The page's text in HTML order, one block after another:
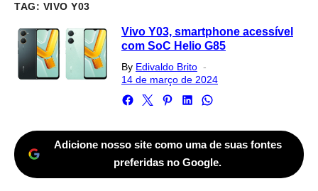
TAG: VIVO Y03
Vivo Y03, smartphone acessível
com SoC Helio G85
By Edivaldo Brito
on
14 de março de 2024
Adicione nosso site como uma de suas fontes
preferidas no Google.